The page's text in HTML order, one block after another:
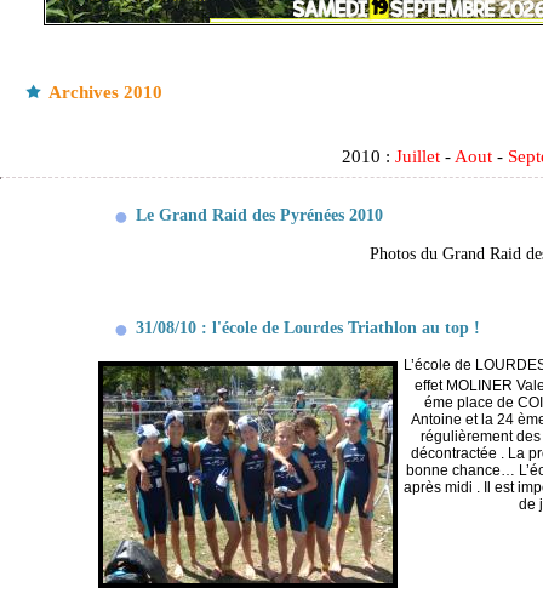
Archives 2010
2010 :Juillet - Aout -
Le Grand Raid des Pyrénées 2010
Photos du Grand Raid
31/08/10 : l'école de Lourdes Triathlon au top !
L’école de
effet MOLINER
éme place de
Antoine et la 24
régulièrement
décontractée . La
bonne chance…
après midi . Il est
de